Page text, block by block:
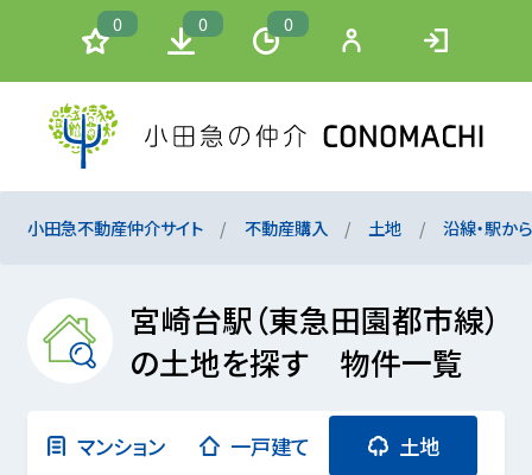
0 0 0
小田急不動産仲介サイト 不動産購入 土地 沿線・駅か
宮崎台駅（東急田園都市線）
の土地を探す 物件一覧
マンション 一戸建て 土地